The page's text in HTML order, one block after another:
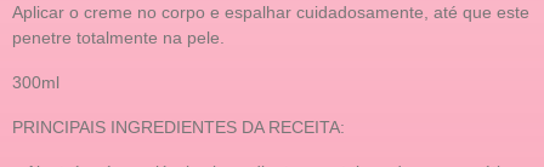
Aplicar o creme no corpo e espalhar cuidadosamente, até que este
penetre totalmente na pele.
300ml
PRINCIPAIS INGREDIENTES DA RECEITA: